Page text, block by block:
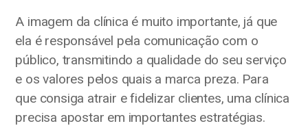
A imagem da clínica é muito importante, já que
ela é responsável pela comunicação com o
público, transmitindo a qualidade do seu serviço
e os valores pelos quais a marca preza. Para
que consiga atrair e fidelizar clientes, uma clínica
precisa apostar em importantes estratégias.